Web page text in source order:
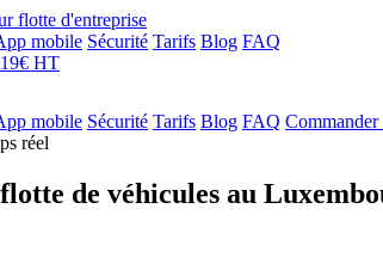
mobile Sécurité Tarifs Blog FAQ
HT
mobile Sécurité Tarifs Blog FAQ
réel
de véhicules au